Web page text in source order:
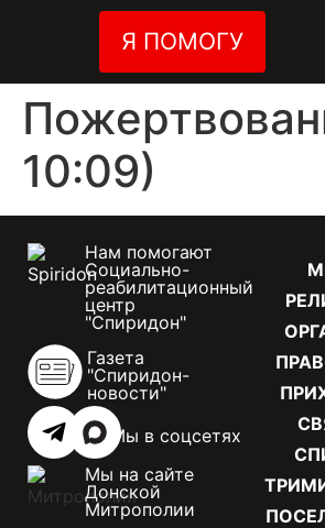
Я ПОМОГУ
10:09)
Нам помогают
Социально-
реабилитационный
центр
"Спиридон"
Газета
"Спиридон-
новости"
Мы в соцсетях
Мы на сайте
Донской
Митрополии